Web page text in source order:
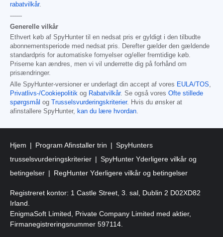
rabatvilkår.
------
Generelle vilkår
Ethvert køb af SpyHunter til en nedsat pris er gyldigt i den tilbudte
abonnementsperiode med nedsat pris. Derefter gælder den gældende
standardpris for automatiske fornyelser og/eller fremtidige køb.
Priserne kan ændres, men vi vil underrette dig på forhånd om
prisændringer.
Alle SpyHunter-versioner er underlagt din accept af vores EULA/TOS
Privatlivs-/Cookiepolitik og Rabatvilkår. Se også vores Ofte stillede
spørgsmål og Trusselsvurderingskriterier. Hvis du ønsker at
afinstallere SpyHunter,
kan du lære hvordan
Hjem Program Afinstaller trin
SpyHunters
trusselsvurderingskriterier
SpyHunter Yderligere vilkår og
betingelser
RegHunter Yderligere vilkår og betingelser
Registreret kontor: 1 Castle Street, 3. sal, Dublin 2 D02XD82
Irland.
EnigmaSoft Limited, Private Company Limited med aktier,
Firmanegistreringsnummer 597114.